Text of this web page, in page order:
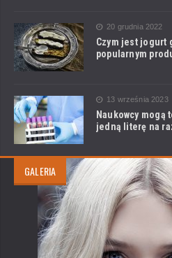
20 grudnia 2022
Czym jest jogurt
popularnym
13 września 2023
Naukowcy mogą
jedną literę na
GALERIA